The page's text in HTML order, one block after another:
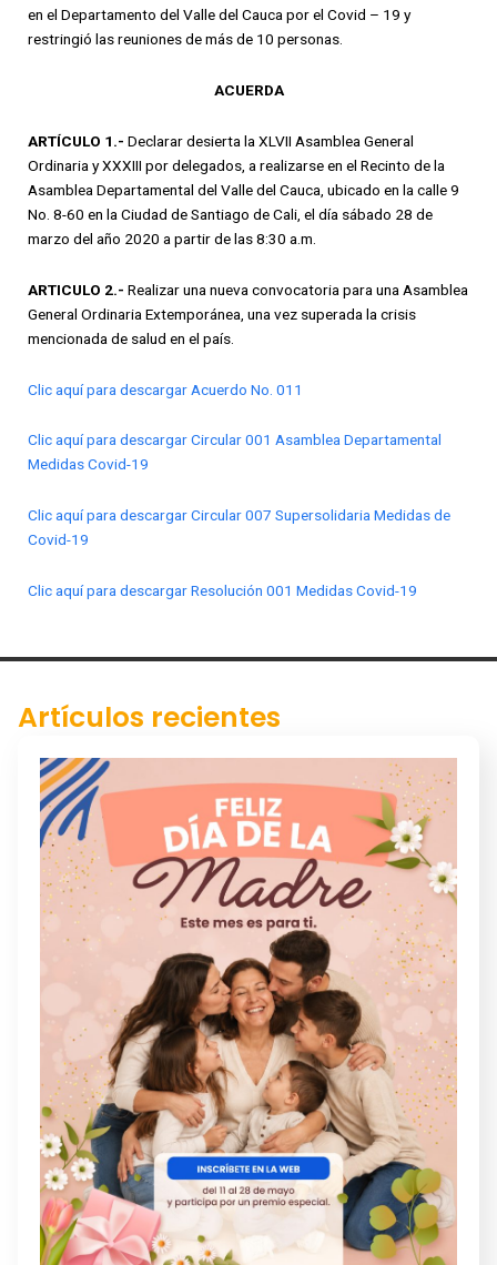
en el Departamento del Valle del Cauca por el Covid – 19 y
restringió las reuniones de más de 10 personas.
ACUERDA
ARTÍCULO 1.- Declarar desierta la XLVII Asamblea General
Ordinaria y XXXIII por delegados, a realizarse en el Recinto de la
Asamblea Departamental del Valle del Cauca, ubicado en la calle 9
No. 8-60 en la Ciudad de Santiago de Cali, el día sábado 28 de
marzo del año 2020 a partir de las 8:30 a.m.
ARTICULO 2.- Realizar una nueva convocatoria para una Asamblea
General Ordinaria Extemporánea, una vez superada la crisis
mencionada de salud en el país.
Clic aquí para descargar Acuerdo No. 011
Clic aquí para descargar Circular 001 Asamblea Departamental
Medidas Covid-19
Clic aquí para descargar Circular 007 Supersolidaria Medidas de
Covid-19
Clic aquí para descargar Resolución 001 Medidas Covid-19
Artículos recientes